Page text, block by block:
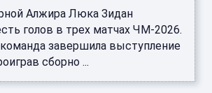
Алжира Люка Зидан
голов в трех матчах ЧМ-2026.
завершила выступление
сборно ...